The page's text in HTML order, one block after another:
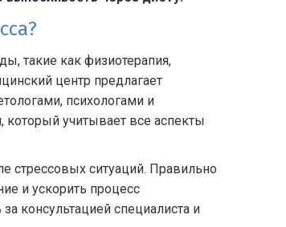
такие как физиотерапия,
центр предлагает
психологами и
который учитывает все аспекты
стрессовых ситуаций. Правильно
и ускорить процесс
консультацией специалиста и